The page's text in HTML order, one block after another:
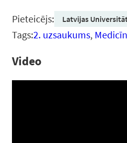
Pieteicējs: Latvijas
Tags:2. uzsaukums,
Video